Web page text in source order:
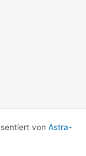
von Astra-